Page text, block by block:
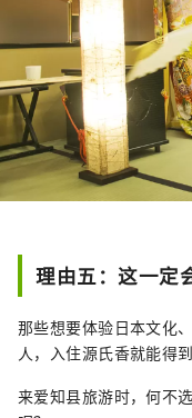
理由五：这一定
那些想要体验日本文化
人，入住源氏香就能得到
来爱知县旅游时，何不